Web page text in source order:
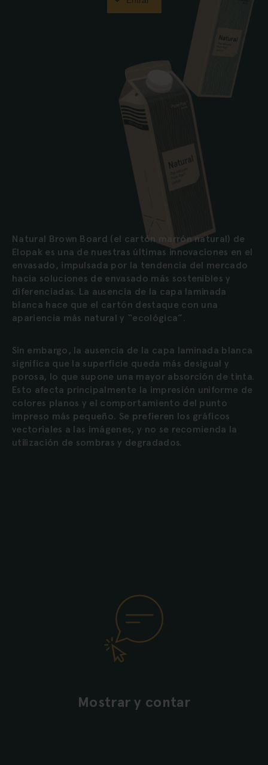
Natural Brown Board (el cartón marrón natural) de
Elopak es una de nuestras últimas innovaciones en el
envasado, impulsada por la tendencia del mercado
hacia soluciones de envasado más sostenibles y
diferenciadas. La ausencia de la capa laminada
blanca hace que el cartón destaque con una
apariencia más natural y “ecológica”.
Sin embargo, la ausencia de la capa laminada blanca
significa que la superficie queda más desigual y
porosa, lo que supone una mayor absorción de tinta.
Esto afecta principalmente la impresión uniforme de
colores planos y el comportamiento del punto
impreso más pequeño. Se prefieren los gráficos
vectoriales a las imágenes, y no se recomienda la
utilización de sombras y degradados.
Mostrar y contar